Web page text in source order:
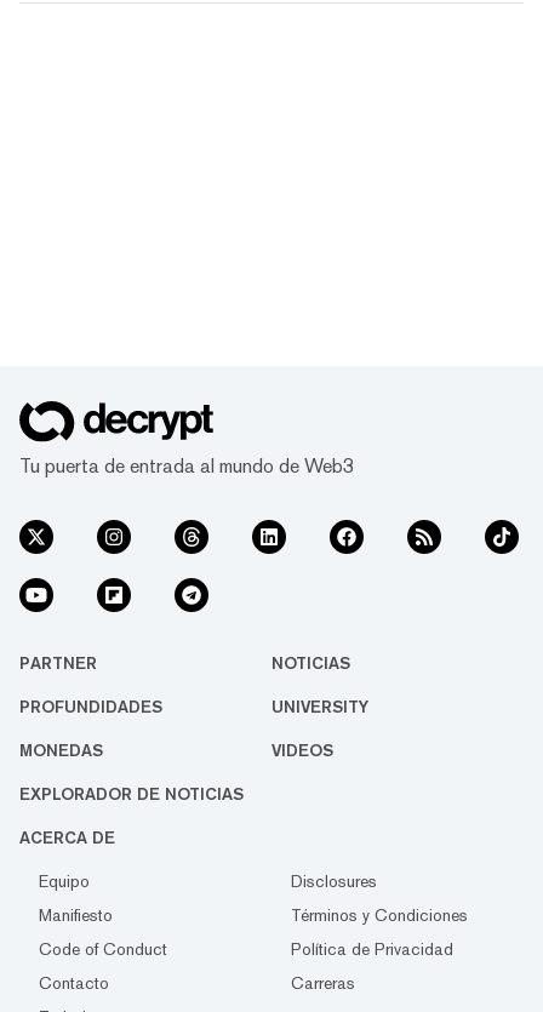
Tu puerta de entrada al mundo de Web3
PARTNER NOTICIAS
PROFUNDIDADES UNIVERSITY
MONEDAS VIDEOS
EXPLORADOR DE NOTICIAS
ACERCA DE
Equipo
Disclosures
Manifiesto
Términos y Condiciones
Code of Conduct
Política de Privacidad
Contacto
Carreras